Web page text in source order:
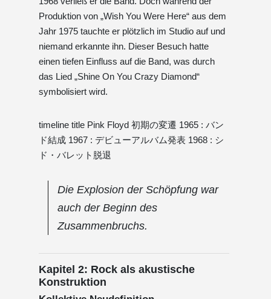
Produktion von „Wish You Were Here“ aus dem
Jahr 1975 tauchte er plötzlich im Studio auf und
niemand erkannte ihn. Dieser Besuch hatte
einen tiefen Einfluss auf die Band, was durch
das Lied „Shine On You Crazy Diamond“
symbolisiert wird.
timeline title Pink Floyd 初期の変遷 1965 : バン
ド結成 1967 : デビューアルバム発表 1968 : シ
ド・バレット脱退
Die Explosion der Schöpfung war
auch der Beginn des
Zusammenbruchs.
Kapitel 2: Rock als akustische
Konstruktion